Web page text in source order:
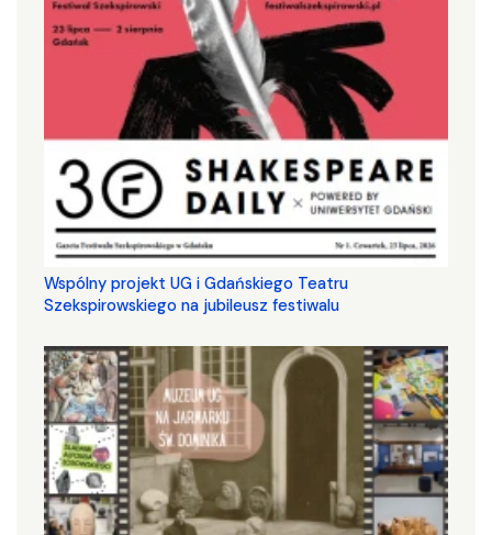
Wspólny projekt UG i Gdańskiego Teatru
Szekspirowskiego na jubileusz festiwalu